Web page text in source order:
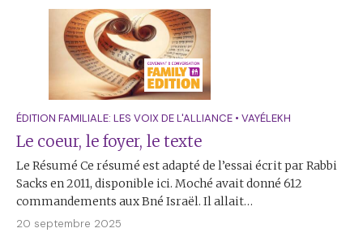
ÉDITION FAMILIALE: LES VOIX DE L'ALLIANCE • VAYÉLEKH
Le coeur, le foyer, le texte
Le Résumé Ce résumé est adapté de l’essai écrit par Rabbi
Sacks en 2011, disponible ici. Moché avait donné 612
commandements aux Bné Israël. Il allait…
20 septembre 2025